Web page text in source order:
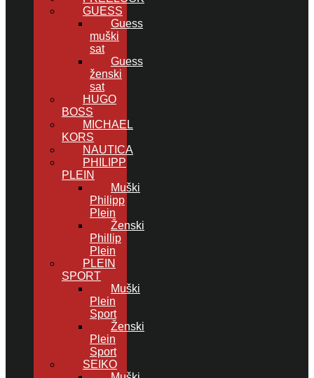
GUESS
Guess
muški
sat
Guess
ženski
sat
HUGO
BOSS
MICHAEL
KORS
NAUTICA
PHILIPP
PLEIN
Muški
Philipp
Plein
Ženski
Phillip
Plein
PLEIN
SPORT
Muški
Plein
Sport
Ženski
Plein
Sport
SEIKO